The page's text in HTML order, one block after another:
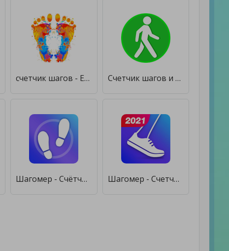
счетчик шагов - EasyFit шагомер [Полная версия] Счетчик шагов и счетчик калорий [Без рекламы]
Шагомер - Cчётчик Шагов & Cчётчик Калорий [Premium] Шагомер - Счетчик Шагов и Калорий [Полная версия]